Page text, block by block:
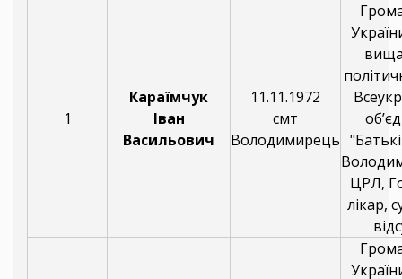
1
Караїмчук
Іван
Васильович
11.11.1972
смт
Володимирець
ЦРЛ,
лікар,